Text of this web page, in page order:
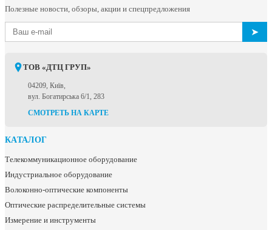
Полезные новости, обзоры, акции и спецпредложения
➤
ТОВ «ДТЦ ГРУП»
04209, Київ,
вул. Богатирська 6/1, 283
СМОТРЕТЬ НА КАРТЕ
КАТАЛОГ
Телекоммуникационное оборудование
Индустриальное оборудование
Волоконно-оптические компоненты
Оптические распределительные системы
Измерение и инструменты